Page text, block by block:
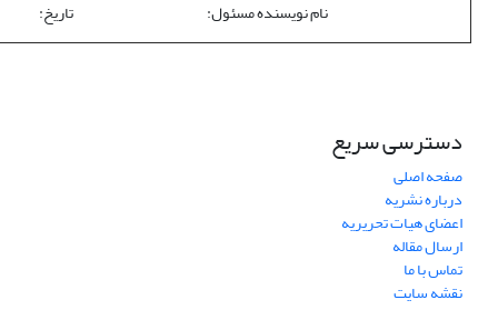
نام نویسنده مسئول:
دسترسی سریع
صفحه اصلی
درباره نشریه
اعضای هیات تحریریه
ارسال مقاله
تماس با ما
نقشه سایت